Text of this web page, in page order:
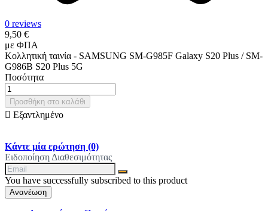
0 reviews
9,50 €
με ΦΠΑ
Κολλητική ταινία - SAMSUNG SM-G985F Galaxy S20 Plus / SM-
G986B S20 Plus 5G
Ποσότητα
Προσθήκη στο καλάθι
 Εξαντλημένο
Κάντε μία ερώτηση (0)
Ειδοποίηση Διαθεσιμότητας
You have successfully subscribed to this product